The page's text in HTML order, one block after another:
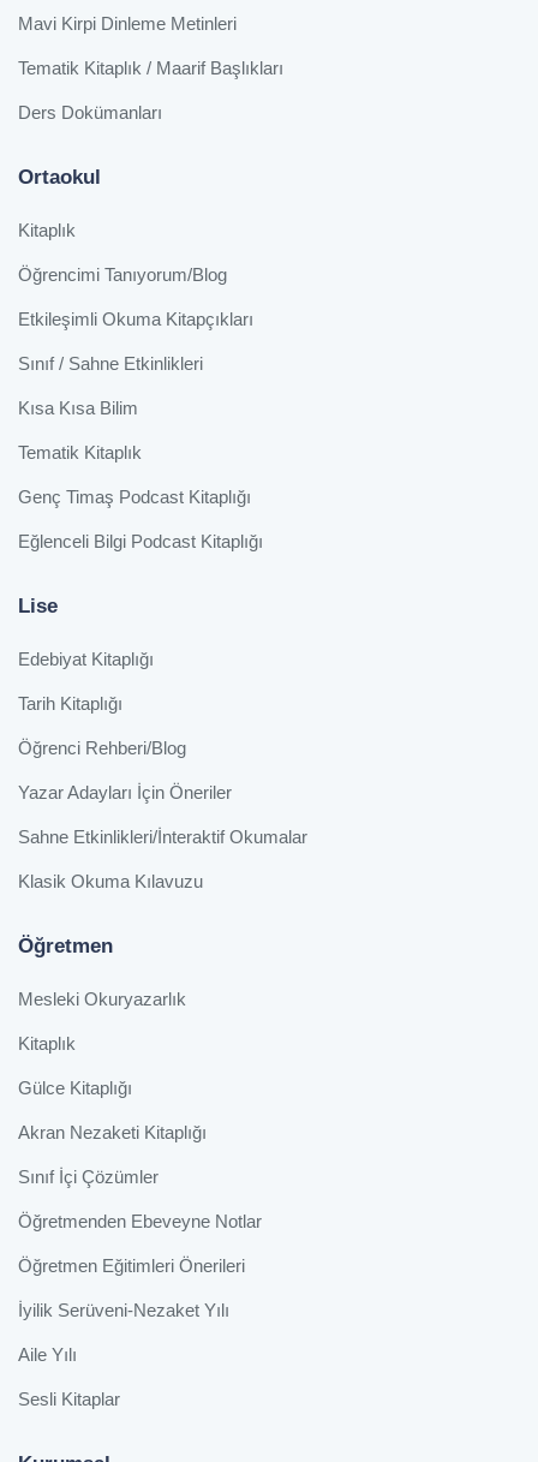
Mavi Kirpi Dinleme Metinleri
Tematik Kitaplık / Maarif Başlıkları
Ders Dokümanları
Ortaokul
Kitaplık
Öğrencimi Tanıyorum/Blog
Etkileşimli Okuma Kitapçıkları
Sınıf / Sahne Etkinlikleri
Kısa Kısa Bilim
Tematik Kitaplık
Genç Timaş Podcast Kitaplığı
Eğlenceli Bilgi Podcast Kitaplığı
Lise
Edebiyat Kitaplığı
Tarih Kitaplığı
Öğrenci Rehberi/Blog
Yazar Adayları İçin Öneriler
Sahne Etkinlikleri/İnteraktif Okumalar
Klasik Okuma Kılavuzu
Öğretmen
Mesleki Okuryazarlık
Kitaplık
Gülce Kitaplığı
Akran Nezaketi Kitaplığı
Sınıf İçi Çözümler
Öğretmenden Ebeveyne Notlar
Öğretmen Eğitimleri Önerileri
İyilik Serüveni-Nezaket Yılı
Aile Yılı
Sesli Kitaplar